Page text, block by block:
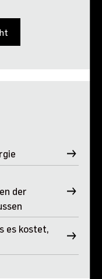
der
es kostet,